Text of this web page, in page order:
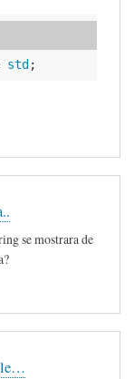
std ;
se mostrara de